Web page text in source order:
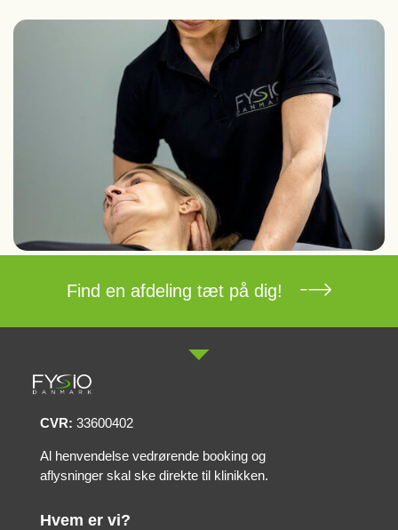
Find en afdeling tæt på dig!
CVR: 33600402
Al henvendelse vedrørende booking og
aflysninger skal ske direkte til klinikken.
Hvem er vi?